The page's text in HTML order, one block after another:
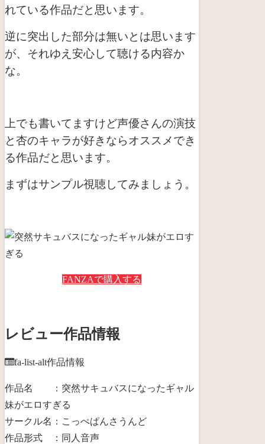
れている作品だと思います。
逆に突出した部分は無いとは思います
が、それゆえ安心して聴ける内容か
な。
上でも書いてますけど声優さんの演技
と杏のキャラが好きならオススメでき
る作品だと思います。
まずはサンプル視聴してみましょう。
FANZAで購入する
レビュー作品情報
fa-list-alt作品情報
作品名 ：突然サキュバスになったギャル
妹がエロすぎる
サークル名：こっぺぱんさうんど
作品形式 ：同人音声